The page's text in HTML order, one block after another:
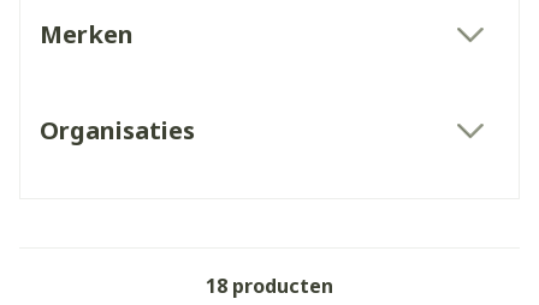
Merken
Organisaties
18 producten